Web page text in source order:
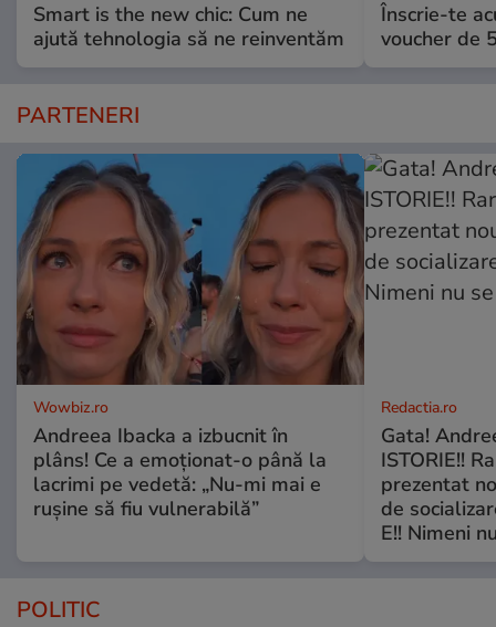
Smart is the new chic: Cum ne
ajută tehnologia să ne reinventăm
Înscrie-te
voucher de
PARTENERI
Wowbiz.ro
Andreea Ibacka a izbucnit în
plâns! Ce a emoționat-o până la
lacrimi pe vedetă: „Nu-mi mai e
rușine să fiu vulnerabilă”
Redactia.ro
Gata!
ISTORIE!!
prezentat
de
E!! Nimeni
POLITIC